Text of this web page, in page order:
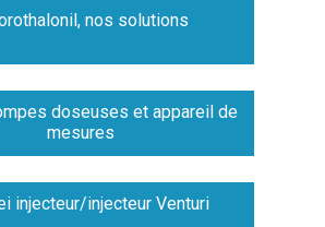
nos solutions
doseuses et appareil de
mesures
injecteur/injecteur Venturi